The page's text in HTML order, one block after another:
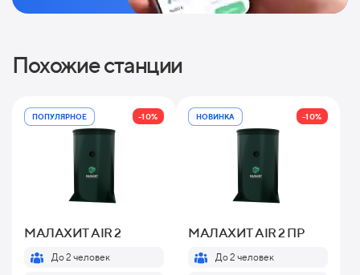
Похожие станции
ПОПУЛЯРНОЕ -10%
МАЛАХИТ AIR 2
До 2 человек
НОВИНКА -10%
МАЛАХИТ AIR 2 ПР
До 2 человек